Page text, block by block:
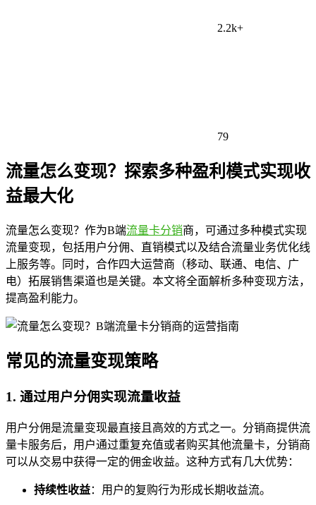
2.2k+
79
流量怎么变现？探索多种盈利模式实现收
益最大化
流量怎么变现？作为B端流量卡分销商，可通过多种模式实现
流量变现，包括用户分佣、直销模式以及结合流量业务优化线
上服务等。同时，合作四大运营商（移动、联通、电信、广
电）拓展销售渠道也是关键。本文将全面解析多种变现方法，
提高盈利能力。
常见的流量变现策略
1. 通过用户分佣实现流量收益
用户分佣是流量变现最直接且高效的方式之一。分销商提供流
量卡服务后，用户通过重复充值或者购买其他流量卡，分销商
可以从交易中获得一定的佣金收益。这种方式有几大优势：
持续性收益：用户的复购行为形成长期收益流。